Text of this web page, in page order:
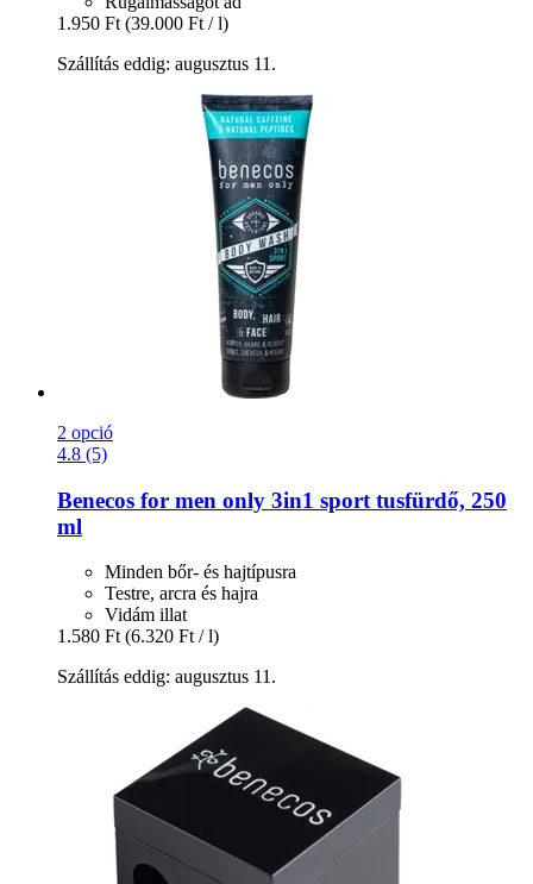
1.950 Ft (39.000 Ft / l)
Szállítás eddig: augusztus 11.
2 opció
4.8 (5)
Benecos for men only 3in1 sport tusfürdő, 250
ml
Minden bőr- és hajtípusra
Testre, arcra és hajra
Vidám illat
1.580 Ft (6.320 Ft / l)
Szállítás eddig: augusztus 11.